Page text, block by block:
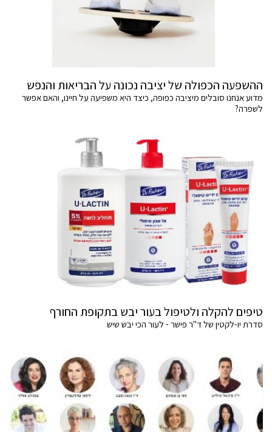
ההשפעה הכפולה של יציבה נכונה על הבריאות והנפש
מדוע אנחנו סובלים מיציבה כפופה, כיצד היא משפיעה על חיינו, והאם אפשר
לשפרה?
טיפים להקלה ולטיפול בעור יבש בתקופת החורף
סדרת יו-לקטין של ד"ר פישר - לעור הכי יבש שיש